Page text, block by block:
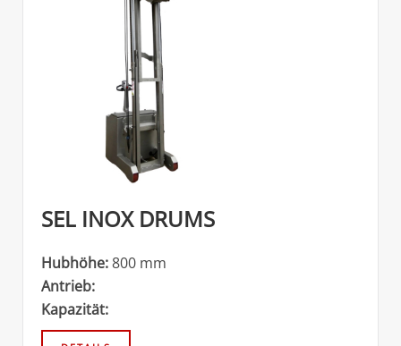
SEL INOX DRUMS
Hubhöhe:800 mm
Antrieb:
Kapazität: